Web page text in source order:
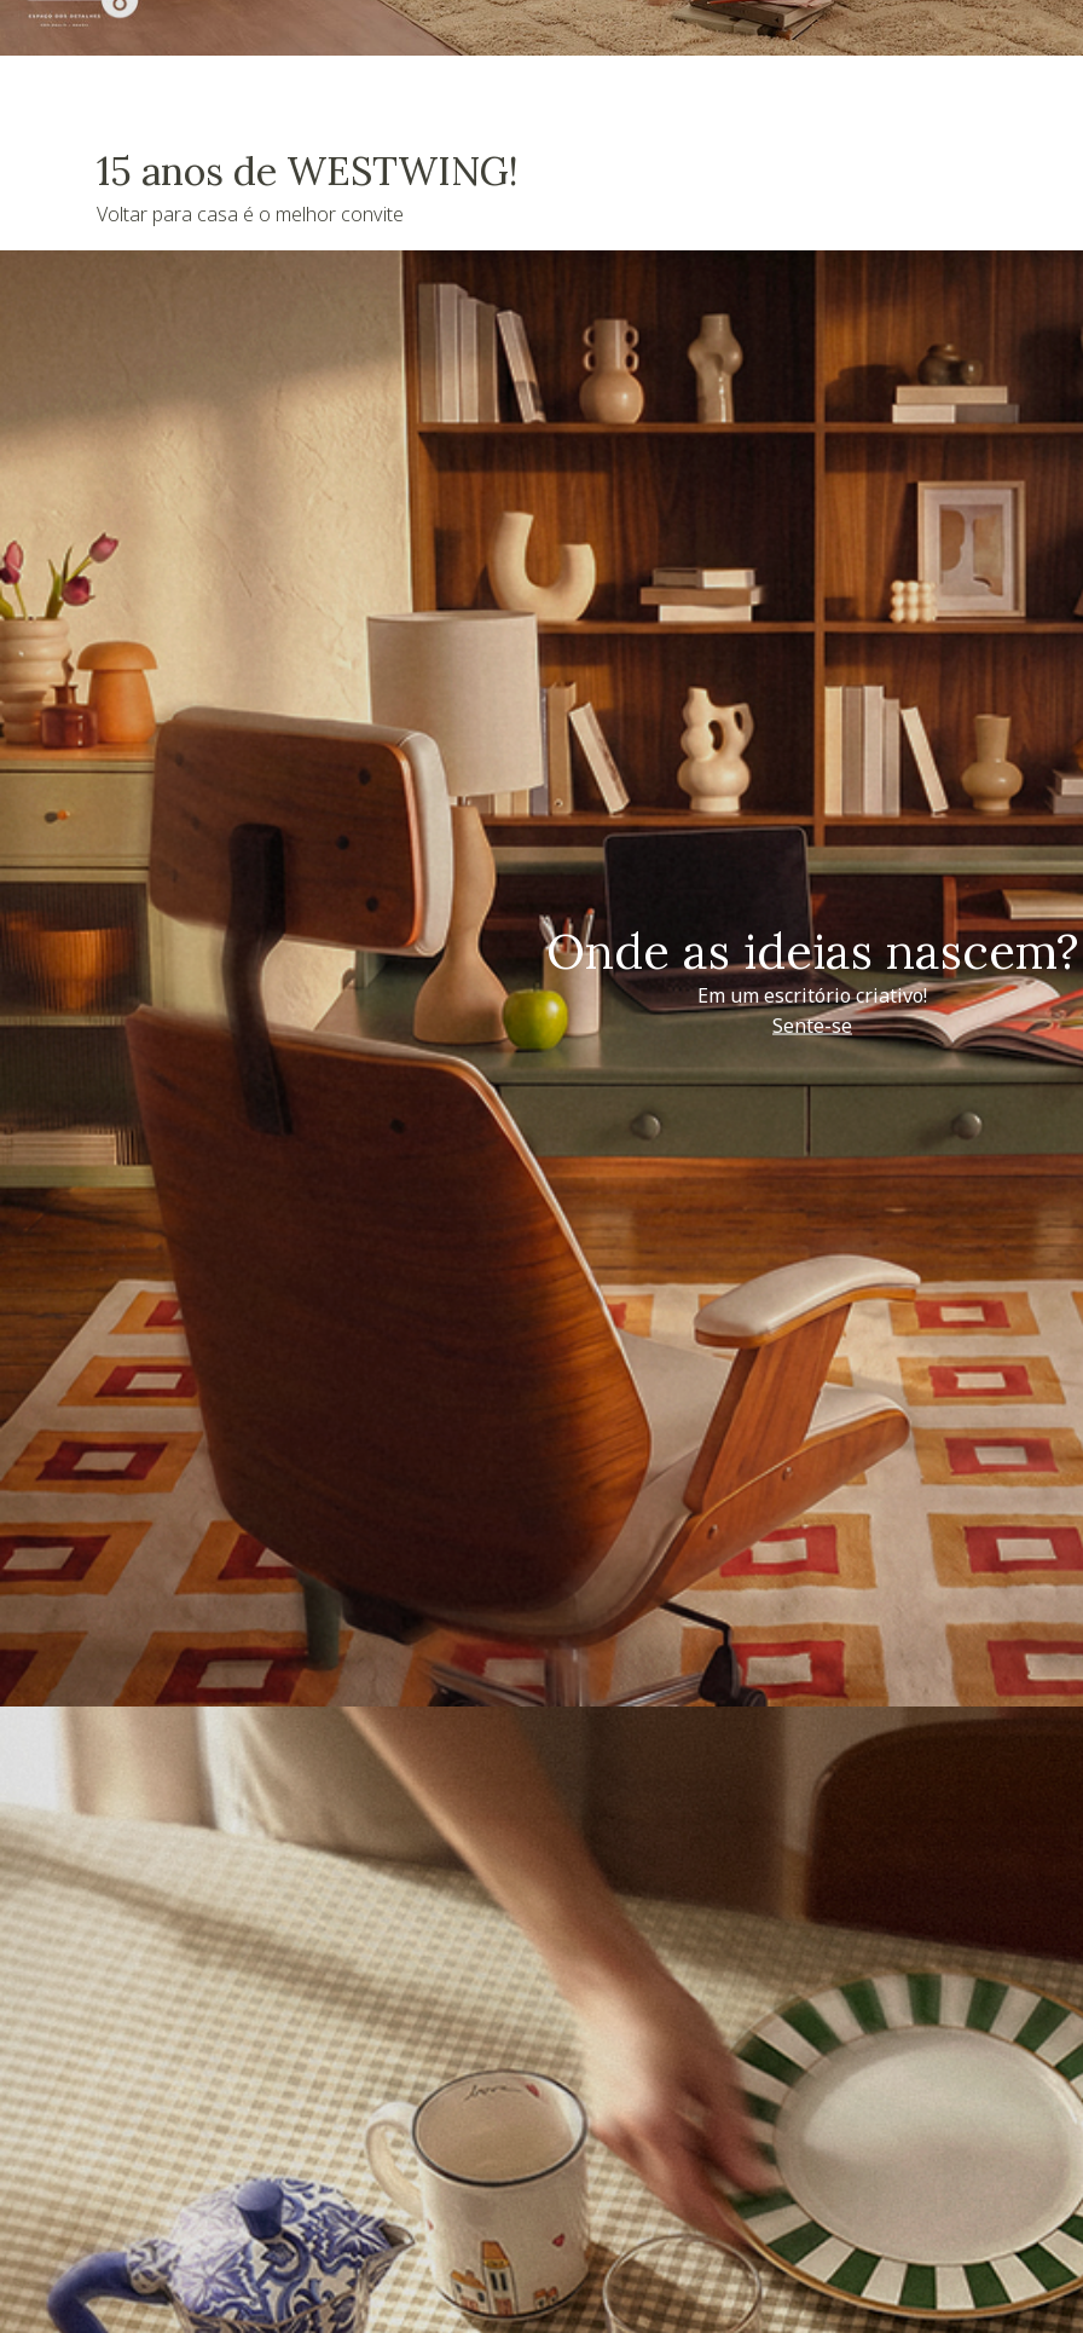
15 anos de WESTWING!
Voltar para casa é o melhor convite
Onde as ideias nascem?
Em um escritório criativo!
Sente-se